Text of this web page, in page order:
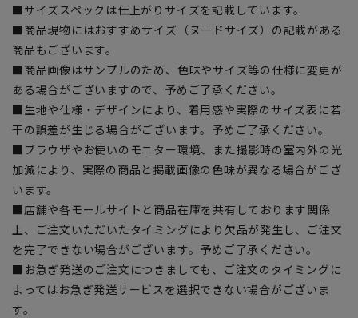
■サイズスペックは仕上がりサイズを記載しています。
■商品現物にはおすすめサイズ（ヌードサイズ）の記載がある
商品もございます。
■商品画像はサンプルのため、色味やサイズ等の仕様に変更が
ある場合がございますので、予めご了承ください。
■生地や仕様・デザインにより、着用感や実際のサイズ表に若
干の誤差が生じる場合がございます。予めご了承ください。
■ブラウザやお使いのモニター環境、また撮影時の室内外の光
加減により、実際の商品と掲載画像の色味が異なる場合がござ
います。
■店舗や各モールサイトと商品在庫を共有しております関係
上、ご注文いただいたタイミングにより欠品が発生し、ご注文
を完了できない場合がございます。予めご了承ください。
■お急ぎ発送のご注文につきましても、ご注文のタイミングに
よってはお急ぎ発送サービスを選択できない場合がございま
す。